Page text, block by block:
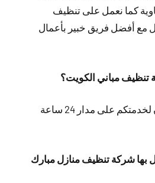
كما نعمل على تنظيف
مع أفضل فريق خبير بأعمال
مباني الكويت؟
نعمل بنظام دوريات مرن لخدمتكم على مدار 24 ساعة
بها شركة تنظيف منازل مبارك